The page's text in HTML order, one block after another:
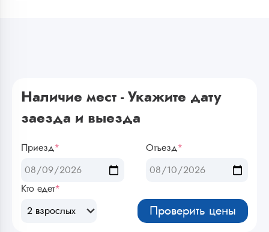
Наличие мест - Укажите дату
заезда и выезда
Приезд* Отъезд*
Кто едет*
2 взрослых Проверить цены